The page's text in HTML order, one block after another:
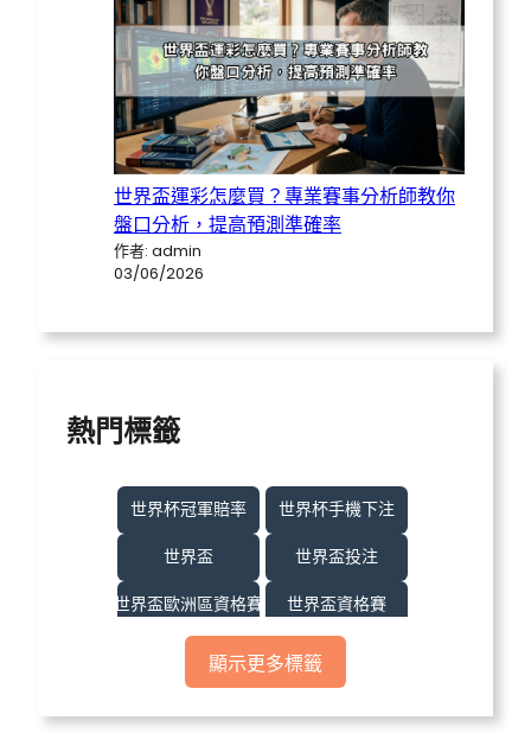
世界盃運彩怎麼買？專業賽事分析師教你
盤口分析，提高預測準確率
作者: admin
03/06/2026
熱門標籤
世界杯冠軍賠率
世界杯手機下注
世界盃
世界盃投注
世界盃歐洲區資格賽
世界盃資格賽
世界盃足球
世界盃運彩
顯示更多標籤